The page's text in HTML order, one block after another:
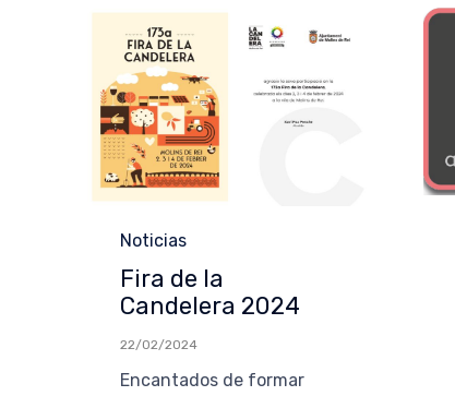
Categoría
Noticias
Fira de la
Candelera 2024
22/02/2024
Encantados de formar